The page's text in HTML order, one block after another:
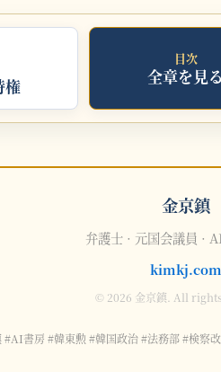
権
目次
全章を見る
金京鎮
弁護士 · 元国会議員 ·
kimkj.com
© 2026 金京鎮. All
#AI書房 #韓東勲 #韓国政治 #法務部 #検察